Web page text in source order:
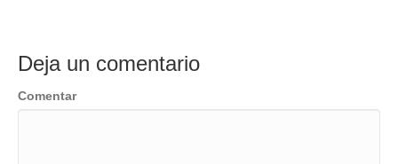
Deja un comentario
Comentar